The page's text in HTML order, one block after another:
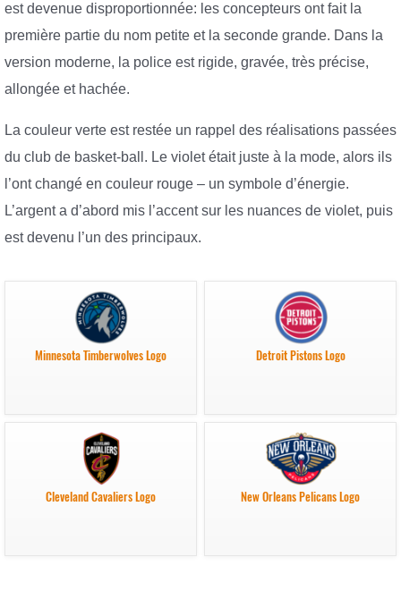
est devenue disproportionnée: les concepteurs ont fait la
première partie du nom petite et la seconde grande. Dans la
version moderne, la police est rigide, gravée, très précise,
allongée et hachée.
La couleur verte est restée un rappel des réalisations passées
du club de basket-ball. Le violet était juste à la mode, alors ils
l’ont changé en couleur rouge – un symbole d’énergie.
L’argent a d’abord mis l’accent sur les nuances de violet, puis
est devenu l’un des principaux.
Minnesota Timberwolves Logo Detroit Pistons Logo
Cleveland Cavaliers Logo New Orleans Pelicans Logo